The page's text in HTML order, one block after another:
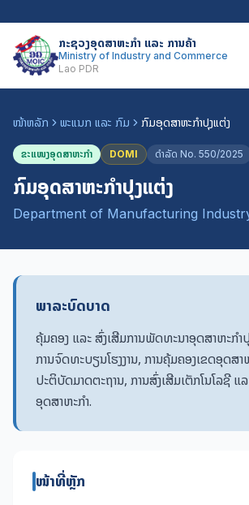
ກະຊວງອຸດສາຫະກຳ ແລະ ການຄ້າ
Ministry of Industry and Commerce
Lao PDR
ໜ້າຫລັກ ພະແນກ ແລະ ກົມ ກົມອຸດສາຫະກຳປຸງແຕ່ງ
ຂະແໜງອຸດສາຫະກຳ DOMI ດຳລັດ No. 550/2025
ກົມອຸດສາຫະກຳປຸງແຕ່ງ
Department of Manufacturing
ພາລະບົດບາດ
ຄຸ້ມຄອງ ແລະ ສົ່ງເສີມການພັດທະນາອຸດສາຫະກຳ
ການຈົດທະບຽນໂຮງງານ, ການຄຸ້ມຄອງເຂດອຸດສາ
ປະຕິບັດມາດຕະຖານ, ການສົ່ງເສີມເຕັກໂນໂລຊີ ແ
ອຸດສາຫະກຳ.
ໜ້າທີ່ຫຼັກ